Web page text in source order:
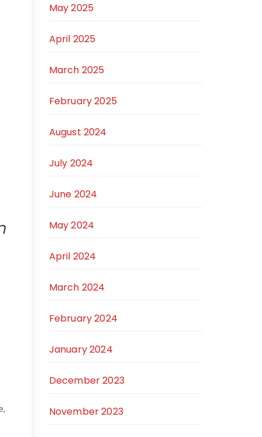
May 2025
April 2025
March 2025
February 2025
August 2024
July 2024
June 2024
May 2024
April 2024
March 2024
February 2024
January 2024
December 2023
November 2023